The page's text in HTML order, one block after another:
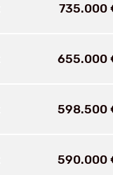
735.000
655.000
598.500
590.000